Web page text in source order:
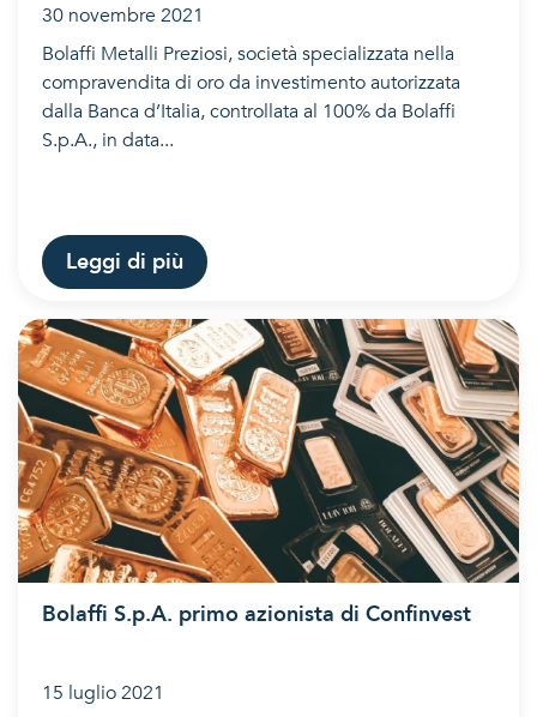
30 novembre 2021
Bolaffi Metalli Preziosi, società specializzata nella
compravendita di oro da investimento autorizzata
dalla Banca d’Italia, controllata al 100% da Bolaffi
S.p.A., in data...
Leggi di più
Bolaffi S.p.A. primo azionista di Confinvest
15 luglio 2021